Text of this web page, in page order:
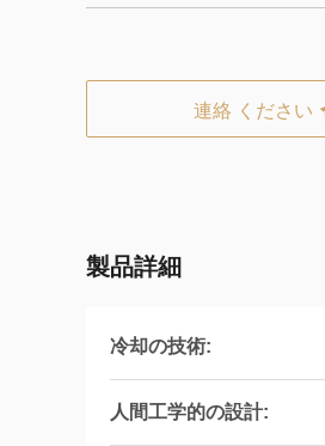
連絡 ください
製品詳細
冷却の技術:
人間工学的の設計: